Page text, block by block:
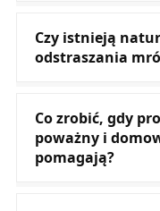
Czy istnieją
odstraszania
Co zrobić, gdy
poważny i
pomagają?